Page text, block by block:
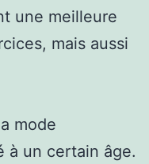
une meilleure
mais aussi
mode
à un certain âge.